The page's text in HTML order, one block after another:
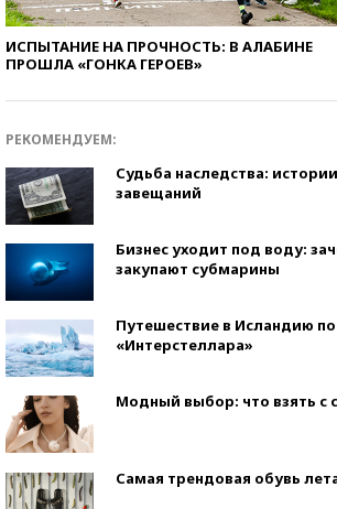
ИСПЫТАНИЕ НА ПРОЧНОСТЬ: В АЛАБИНЕ
ПРОШЛА «ГОНКА ГЕРОЕВ»
РЕКОМЕНДУЕМ:
Судьба наследства:
завещаний
Бизнес уходит под воду:
закупают субмарины
Путешествие в Исландию
«Интерстеллара»
Модный выбор: что взять с
Самая трендовая обувь